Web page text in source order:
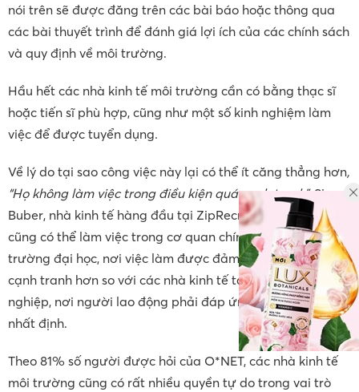
nói trên sẽ được đăng trên các bài báo hoặc thông qua
các bài thuyết trình để đánh giá lợi ích của các chính sách
và quy định về môi trường.
Hầu hết các nhà kinh tế môi trường cần có bằng thạc sĩ
hoặc tiến sĩ phù hợp, cũng như một số kinh nghiệm làm
việc để được tuyển dụng.
Về lý do tại sao công việc này lại có thể ít căng thẳng hơn,
“Họ không làm việc trong điều kiện quá cạnh tranh”, Sinem
Buber, nhà kinh tế hàng đầu tại ZipRecruiter cho biết. Bạn
cũng có thể làm việc trong cơ quan chính phủ hoặc
trường đại học, nơi việc làm được đảm bảo hơn, và ít
cạnh tranh hơn so với các nhà kinh tế tại các doanh
nghiệp, nơi người lao động phải đáp ứng một số yêu cầu
nhất định.
Theo 81% số người được hỏi của O*NET, các nhà kinh tế
môi trường cũng có rất nhiều quyền tự do trong vai trò